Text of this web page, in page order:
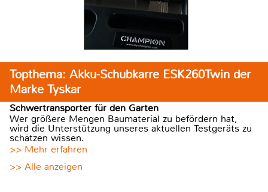
Topthema: Akku-Schubkarre ESK260Twin der
Marke Tyskar
Schwertransporter für den Garten
Wer größere Mengen Baumaterial zu befördern hat,
wird die Unterstützung unseres aktuellen Testgeräts zu
schätzen wissen.
>> Mehr erfahren
>> Alle anzeigen